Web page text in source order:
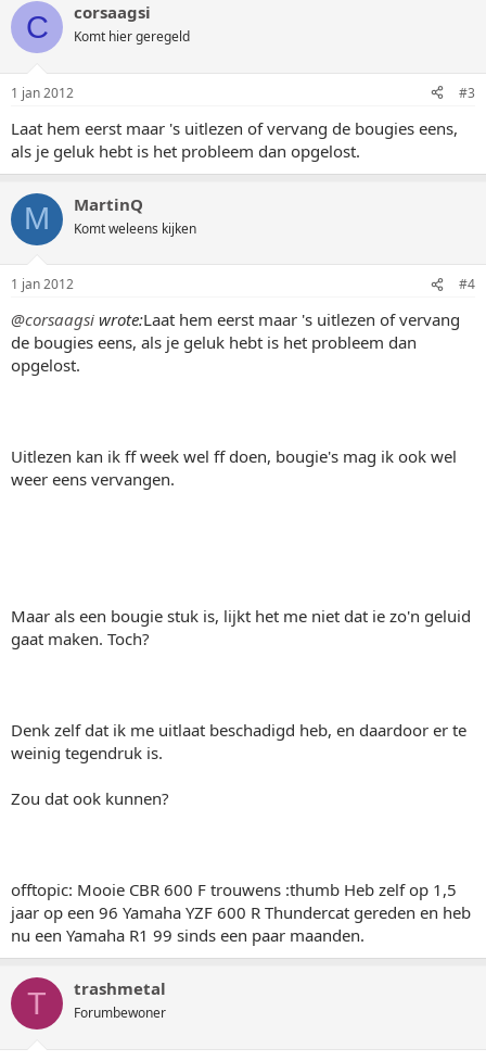
C corsaagsi
Komt hier geregeld
1 jan 2012 #3
Laat hem eerst maar 's uitlezen of vervang de bougies eens,
als je geluk hebt is het probleem dan opgelost.
M MartinQ
Komt weleens kijken
1 jan 2012 #4
@corsaagsi wrote:Laat hem eerst maar 's uitlezen of vervang
de bougies eens, als je geluk hebt is het probleem dan
opgelost.
Uitlezen kan ik ff week wel ff doen, bougie's mag ik ook wel
weer eens vervangen.
Maar als een bougie stuk is, lijkt het me niet dat ie zo'n geluid
gaat maken. Toch?
Denk zelf dat ik me uitlaat beschadigd heb, en daardoor er te
weinig tegendruk is.
Zou dat ook kunnen?
offtopic: Mooie CBR 600 F trouwens :thumb Heb zelf op 1,5
jaar op een 96 Yamaha YZF 600 R Thundercat gereden en heb
nu een Yamaha R1 99 sinds een paar maanden.
T trashmetal
Forumbewoner